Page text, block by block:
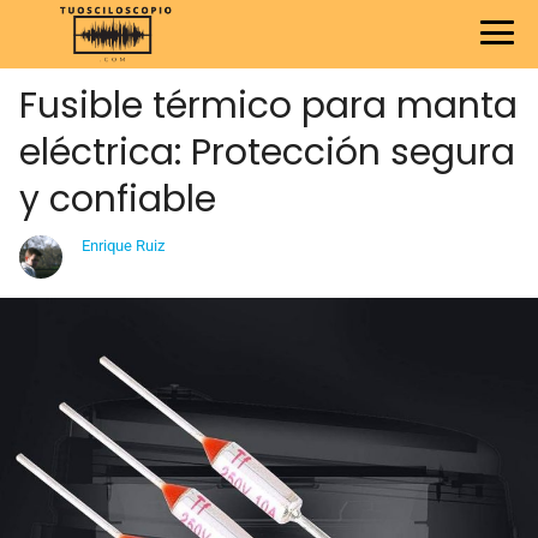
Fusible térmico para manta
eléctrica: Protección segura
y confiable
Enrique Ruiz